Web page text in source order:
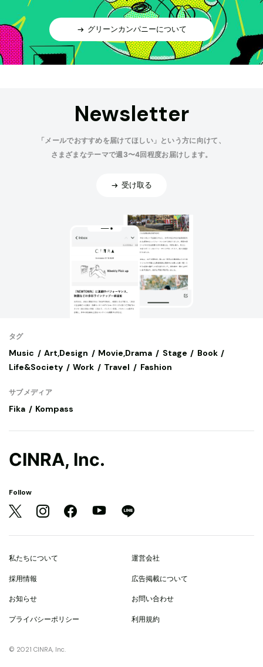
グリーンカンパニーについて
Newsletter
「メールでおすすめを届けてほしい」という方に向けて、
さまざまなテーマで週3〜4回程度お届けします。
受け取る
タグ
Music Art,Design Movie,Drama Stage
Book
Life&Society
Work Travel Fashion
サブメディア
Fika Kompass
CINRA, Inc.
Follow
私たちについて 運営会社
採用情報 広告掲載について
お知らせ お問い合わせ
プライバシーポリシー 利用規約
© 2021 CINRA, Inc.